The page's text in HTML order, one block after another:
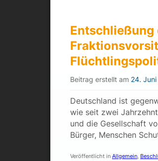
Entschließung
Beitrag erstellt am 24.
Deutschland ist
wie seit zwei
und die Gesellschaft
Bürger, Menschen
Veröffentlicht in Allgemein,